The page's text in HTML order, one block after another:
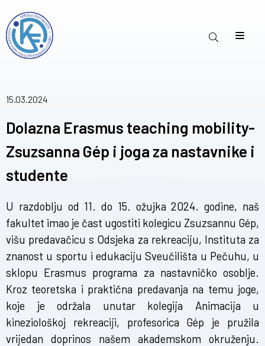
15.03.2024
Dolazna Erasmus teaching mobility-
Zsuzsanna Gép i joga za nastavnike i
studente
U razdoblju od 11. do 15. ožujka 2024. godine, naš
fakultet imao je čast ugostiti kolegicu Zsuzsannu Gép,
višu predavačicu s Odsjeka za rekreaciju, Instituta za
znanost u sportu i edukaciju Sveučilišta u Pečuhu, u
sklopu Erasmus programa za nastavničko osoblje.
Kroz teoretska i praktična predavanja na temu joge,
koje je održala unutar kolegija Animacija u
kineziološkoj rekreaciji, profesorica Gép je pružila
vrijedan doprinos našem akademskom okruženju.